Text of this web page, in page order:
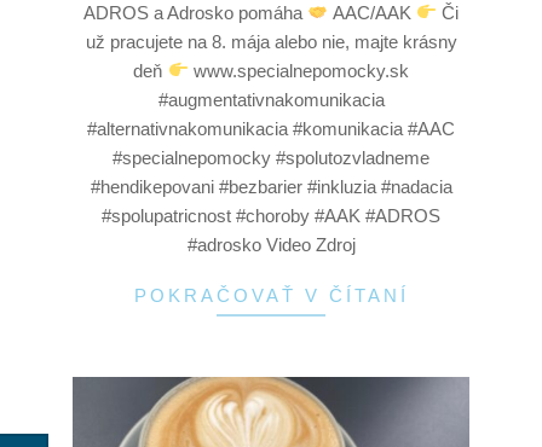
ADROS a Adrosko pomáha
AAC/AAK
Či
už pracujete na 8. mája alebo nie, majte krásny
deň
www.specialnepomocky.sk
#augmentativnakomunikacia
#alternativnakomunikacia #komunikacia #AAC
#specialnepomocky #spolutozvladneme
#hendikepovani #bezbarier #inkluzia #nadacia
#spolupatricnost #choroby #AAK #ADROS
#adrosko Video Zdroj
POKRAČOVAŤ V ČÍTANÍ